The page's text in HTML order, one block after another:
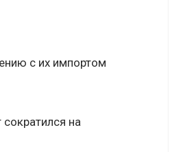
с их импортом
на